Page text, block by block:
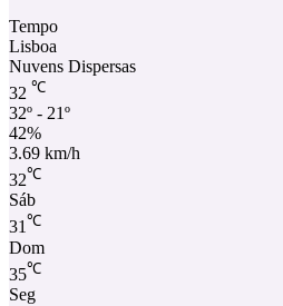
Tempo
Lisboa
Nuvens Dispersas
32 ℃
32º - 21º
42%
3.69 km/h
32℃
Sáb
31℃
Dom
35℃
Seg